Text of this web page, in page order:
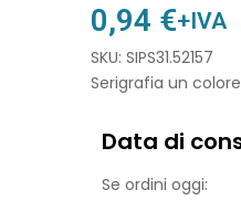
0,94 €+IVA
SKU: SIPS31.52157
Serigrafia un colore
Data di
Se ordini oggi: